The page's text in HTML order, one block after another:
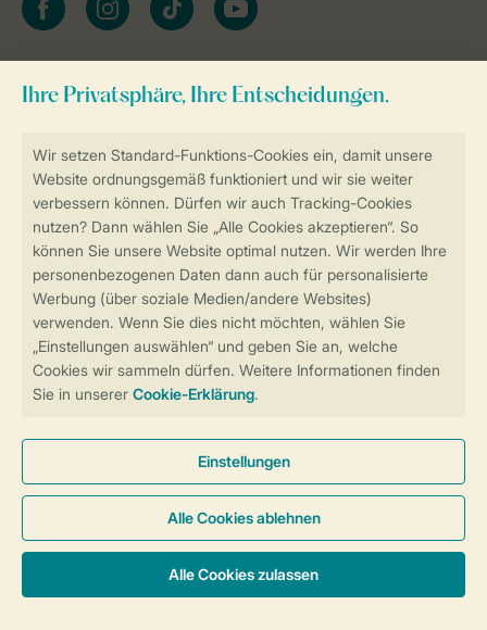
Weitere Informationen und Einstellungen
Sicher und schnell zur Online-Buchung
Sichere Datenübertragung
Sicheres Bezahlen
Zum Newsletter anmelden